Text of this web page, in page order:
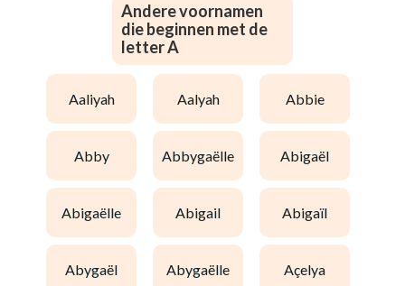
Andere voornamen
die beginnen met de
letter A
aaliyah aalyah abbie
abby abbygaëlle abigaël
abigaëlle abigail abigaïl
abygaël abygaëlle açelya